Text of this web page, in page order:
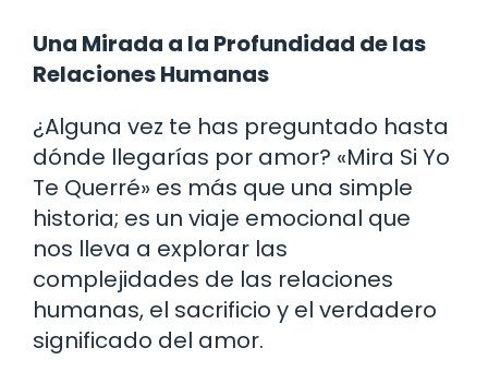
Una Mirada a la Profundidad de las
Relaciones Humanas
¿Alguna vez te has preguntado hasta
dónde llegarías por amor? «Mira Si Yo
Te Querré» es más que una simple
historia; es un viaje emocional que
nos lleva a explorar las
complejidades de las relaciones
humanas, el sacrificio y el verdadero
significado del amor.